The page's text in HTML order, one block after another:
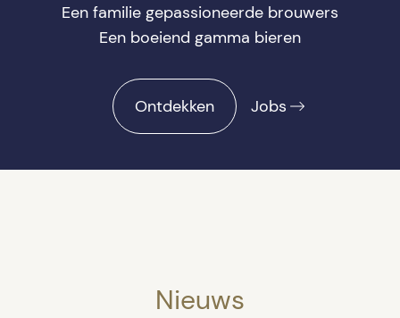
Een familie gepassioneerde brouwers
Een boeiend gamma bieren
Ontdekken Jobs
Nieuws